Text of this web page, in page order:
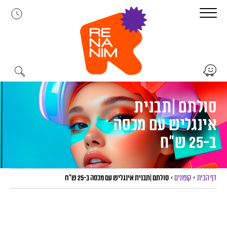
לתוכן
סולתם |תבנית
אינגליש עם מכסה
ב-25 ש”ח
דף הבית > קופונים> סולתם |תבנית אינגליש עם מכסה ב-25 ש”ח